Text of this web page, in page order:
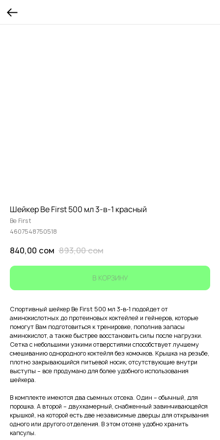
Шейкер Be First 500 мл 3-в-1 красный
Be First
4607548750518
840,00 сом 893,00сом
В КОРЗИНУ
Спортивный шейкер Be First 500 мл 3-в-1 подойдет от
аминокислотных до протеиновых коктейлей и гейнеров, которые
помогут Вам подготовиться к тренировке, пополнив запасы
аминокислот, а также быстрее восстановить силы после нагрузки.
Сетка с небольшими узкими отверстиями способствует лучшему
смешиванию однородного коктейля без комочков. Крышка на резьбе,
плотно закрывающийся питьевой носик, отсутствующие внутри
выступы – все продумано для более удобного использования
шейкера.
В комплекте имеются два съемных отсека. Один – обычный, для
порошка. А второй – двухкамерный, снабженный завинчивающейся
крышкой, на которой есть две независимые дверцы для открывания
одного или другого отделения. В этом отсеке удобно хранить
капсулы.